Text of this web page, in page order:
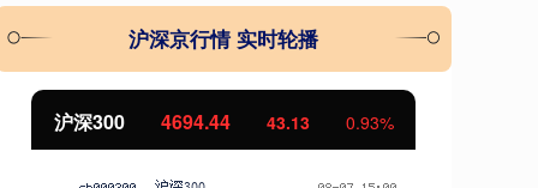
沪深京行情 实时轮播
北证50 1134.24 11.37 1.01%